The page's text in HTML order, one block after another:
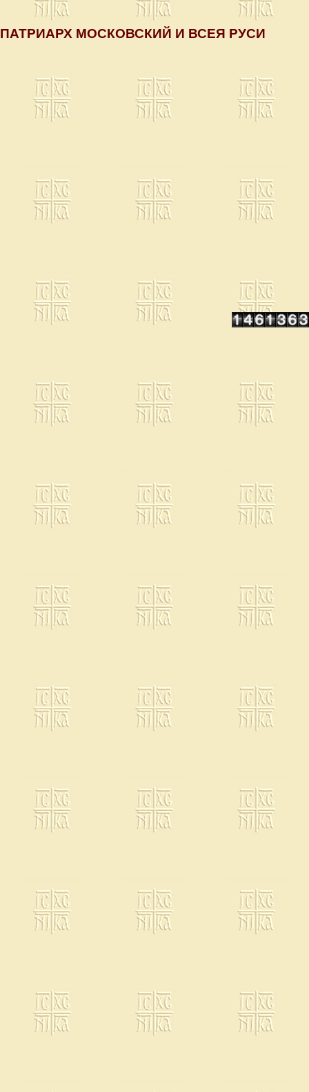
ПАТРИАРХ МОСКОВСКИЙ И ВСЕЯ РУСИ